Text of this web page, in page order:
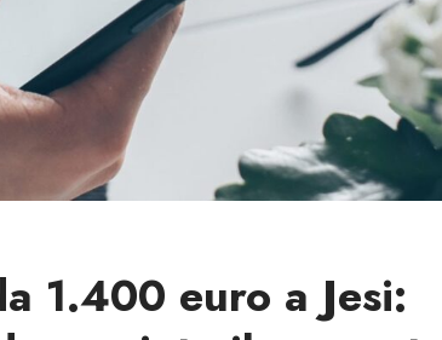
1.400 euro a Jesi: